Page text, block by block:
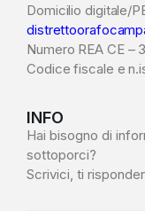
Domicilio digitale/
Numero REA CE –
Codice fiscale e
INFO
Hai bisogno di
sottoporci?
Scrivici, ti